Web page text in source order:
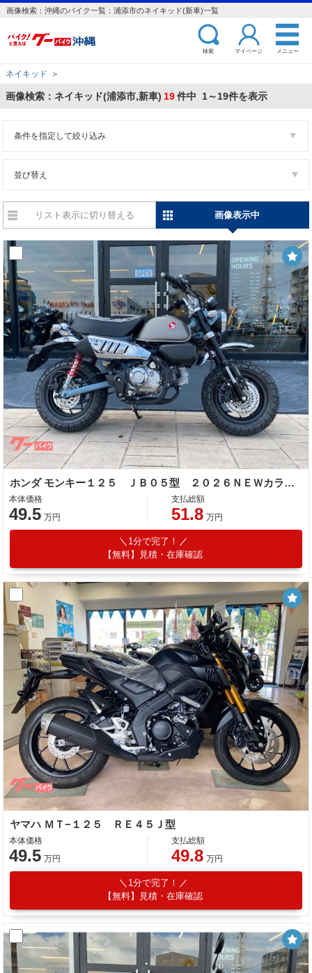
画像検索：沖縄のバイク一覧：浦添市のネイキッド(新車)一覧
検索 マイページ メニュー
ネイキッド ＞
画像検索：ネイキッド(浦添市,新車) 19件中 1～19件を表示
条件を指定して絞り込み
並び替え
リスト表示に切り替える 画像表示中
ホンダ モンキー１２５ ＪＢ０５型 ２０２６ＮＥＷカラー チェック柄シート ＡＢＳ
本体価格
49.5 万円
支払総額
51.8 万円
1分で完了！
【無料】見積・在庫確認
ヤマハ ＭＴ−１２５ ＲＥ４５Ｊ型
本体価格
49.5 万円
支払総額
49.8 万円
1分で完了！
【無料】見積・在庫確認